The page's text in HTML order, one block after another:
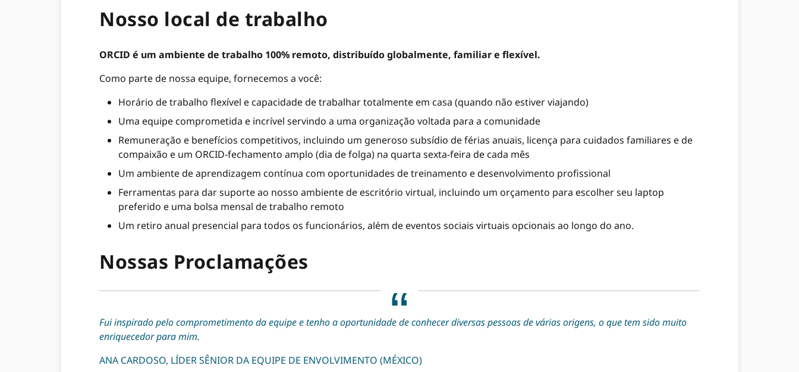
Nosso local de trabalho
ORCID é um ambiente de trabalho 100% remoto, distribuído globalmente, familiar e flexível.
Como parte de nossa equipe, fornecemos a você:
Horário de trabalho flexível e capacidade de trabalhar totalmente em casa (quando não estiver viajando)
Uma equipe comprometida e incrível servindo a uma organização voltada para a comunidade
Remuneração e benefícios competitivos, incluindo um generoso subsídio de férias anuais, licença para cuidados familiares e de
compaixão e um ORCID-fechamento amplo (dia de folga) na quarta sexta-feira de cada mês
Um ambiente de aprendizagem contínua com oportunidades de treinamento e desenvolvimento profissional
Ferramentas para dar suporte ao nosso ambiente de escritório virtual, incluindo um orçamento para escolher seu laptop
preferido e uma bolsa mensal de trabalho remoto
Um retiro anual presencial para todos os funcionários, além de eventos sociais virtuais opcionais ao longo do ano.
Nossas Proclamações
Fui inspirado pelo comprometimento da equipe e tenho a oportunidade de conhecer diversas pessoas de várias origens, o que tem sido muito
enriquecedor para mim.
ANA CARDOSO, LÍDER SÊNIOR DA EQUIPE DE ENVOLVIMENTO (MÉXICO)